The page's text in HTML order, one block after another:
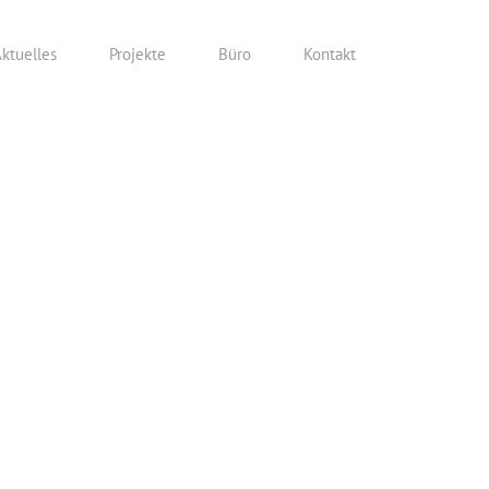
Projekte Büro Kontakt